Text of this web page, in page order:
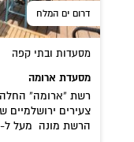
דרום ים המלח
מסעדות ובתי קפה
מסעדת ארומה
רשת “ארומה”
צעירים ירושלמיים
הרשת מונה מעל ל-130 סניפים...